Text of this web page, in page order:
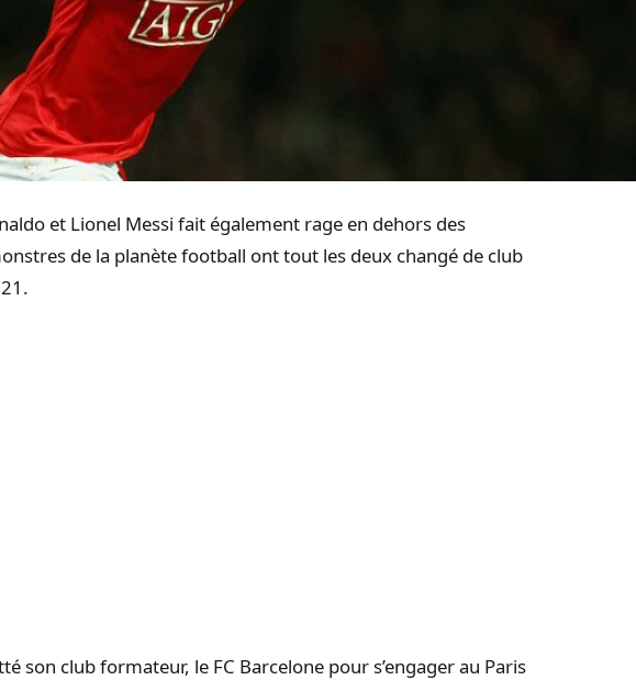
et Lionel Messi fait également rage en dehors des
de la planète football ont tout les deux changé de club
son club formateur, le FC Barcelone pour s’engager au Paris